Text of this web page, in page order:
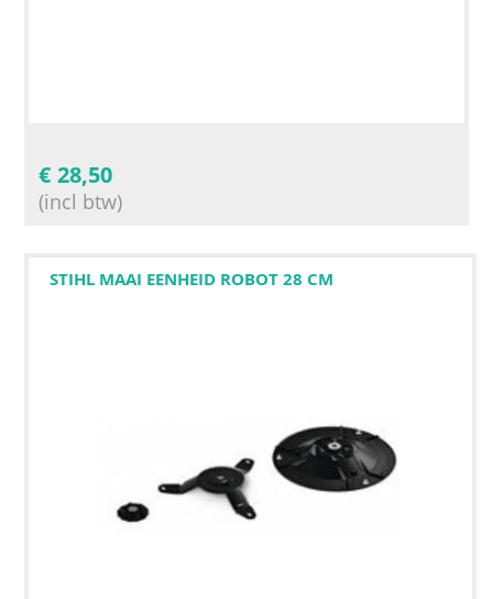
€ 28,50
(incl btw)
STIHL MAAI EENHEID ROBOT 28 CM